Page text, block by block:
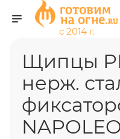
Щипцы
нерж.